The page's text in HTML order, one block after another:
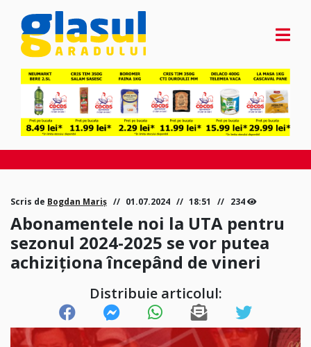
Scris de Bogdan Mariș 01.07.2024 18:51 234
Abonamentele noi la UTA pentru
sezonul 2024-2025 se vor putea
achiziționa începând de vineri
Distribuie articolul: